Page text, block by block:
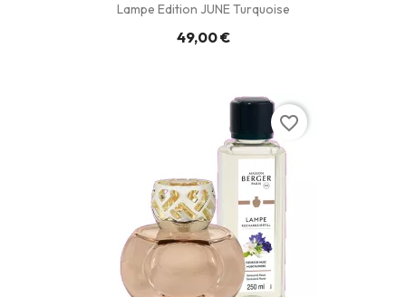
Lampe Edition JUNE Turquoise
49,00 €
favorite_border